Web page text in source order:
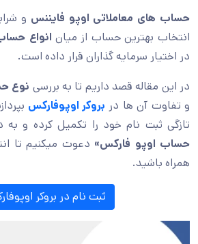
حساب های معاملاتی اوپو فایننس و
انتخاب بهترین حساب از میان انواع
در اختیار سرمایه گذاران قرار داده است.
در این مقاله قصد داریم تا به بررسی نوع
و تفاوت آن ها در بروکر اوپوفارکس
تازگی ثبت نام خود را تکمیل کرده و به
حساب اوپو فارکس» دعوت میکنیم تا
همراه باشید.
ثبت نام در بروکر